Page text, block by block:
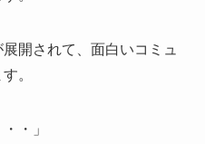
開されて、面白いコミュ
。
・」